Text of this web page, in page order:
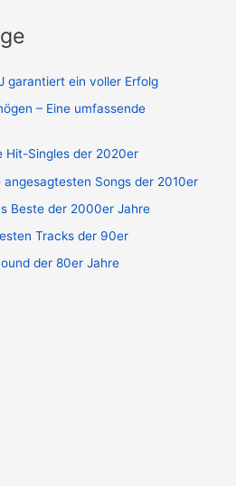
garantiert ein voller Erfolg
– Eine umfassende
Hit-Singles der 2020er
angesagtesten Songs der 2010er
Beste der 2000er Jahre
Tracks der 90er
der 80er Jahre